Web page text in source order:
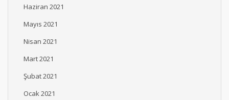
Haziran 2021
Mayıs 2021
Nisan 2021
Mart 2021
Şubat 2021
Ocak 2021